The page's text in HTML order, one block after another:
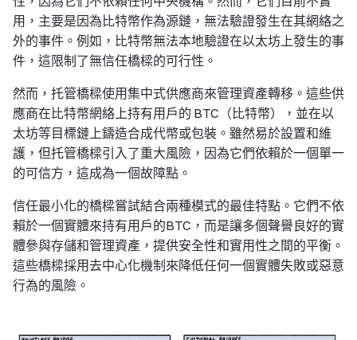
用，主要是因為比特幣作為源鏈，無法驗證發生在其網絡之
外的事件。例如，比特幣無法本地驗證在以太坊上發生的事
件，這限制了無信任橋樑的可行性。
然而，托管橋樑使用集中式供應商來管理資產轉移。這些供
應商在比特幣網絡上持有用戶的 BTC（比特幣），並在以
太坊等目標鏈上鑄造合成代幣或包裝。雖然易於設置和維
護，但托管橋樑引入了重大風險，因為它們依賴於一個單一
的可信方，這成為一個故障點。
信任最小化的橋樑嘗試結合兩種模式的最佳特點。它們不依
賴於一個實體來持有用戶的BTC，而是讓多個聲譽良好的實
體參與存儲和管理資產，提供安全性和實用性之間的平衡。
這些橋樑採用去中心化機制來降低任何一個實體失敗或惡意
行為的風險。